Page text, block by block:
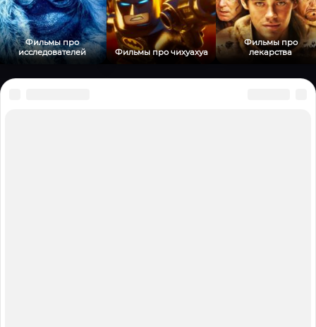
Фильмы про
исследователей
Фильмы про чихуахуа
Фильмы про
лекарства